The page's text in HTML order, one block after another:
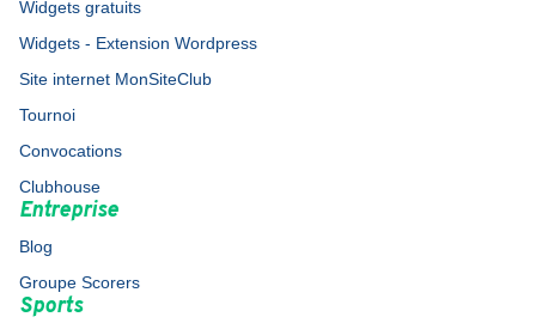
Widgets gratuits
Widgets - Extension Wordpress
Site internet MonSiteClub
Tournoi
Convocations
Clubhouse
Entreprise
Blog
Groupe Scorers
Sports